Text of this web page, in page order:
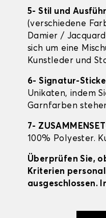
5- Stil und
(verschiedene
Damier /
sich um eine
Kunstleder und
6- Signatur-
Unikaten, indem
Garnfarben
7-
100% Polyester.
Überprüfen Sie,
Kriterien
ausgeschlossen.